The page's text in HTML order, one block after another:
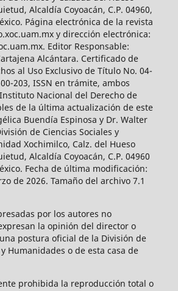
Alcaldía Coyoacán, C.P. 04960,
Página electrónica de la revista
y dirección electrónica:
Editor Responsable:
Alcántara. Certificado de
al Uso Exclusivo de Título No. 04-
203, ISSN en trámite, ambos
Nacional del Derecho de
de la última actualización de este
Buendía Espinosa y Dr. Walter
de Ciencias Sociales y
Xochimilco, Calz. del Hueso
Alcaldía Coyoacán, C.P. 04960
Fecha de última modificación:
de 2026. Tamaño del archivo 7.1
por los autores no
la opinión del director o
postura oficial de la División de
Humanidades o de esta casa de
prohibida la reproducción total o